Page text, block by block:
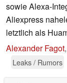
sowie Alexa-
Aliexpress
letztlich als
Alexander Fagot,
Leaks / Rumors